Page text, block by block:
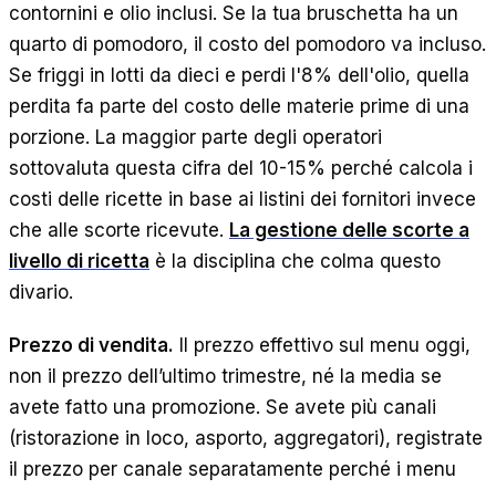
contornini e olio inclusi. Se la tua bruschetta ha un
quarto di pomodoro, il costo del pomodoro va incluso.
Se friggi in lotti da dieci e perdi l'8% dell'olio, quella
perdita fa parte del costo delle materie prime di una
porzione. La maggior parte degli operatori
sottovaluta questa cifra del 10-15% perché calcola i
costi delle ricette in base ai listini dei fornitori invece
che alle scorte ricevute. La gestione delle scorte a
livello di ricetta è la disciplina che colma questo
divario.
Prezzo di vendita. Il prezzo effettivo sul menu oggi,
non il prezzo dell’ultimo trimestre, né la media se
avete fatto una promozione. Se avete più canali
(ristorazione in loco, asporto, aggregatori), registrate
il prezzo per canale separatamente perché i menu